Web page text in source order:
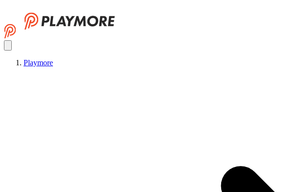
Playmore